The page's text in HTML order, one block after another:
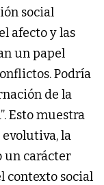
social
afecto y las
un papel
Podría
de la
Esto muestra
la
un carácter
contexto social